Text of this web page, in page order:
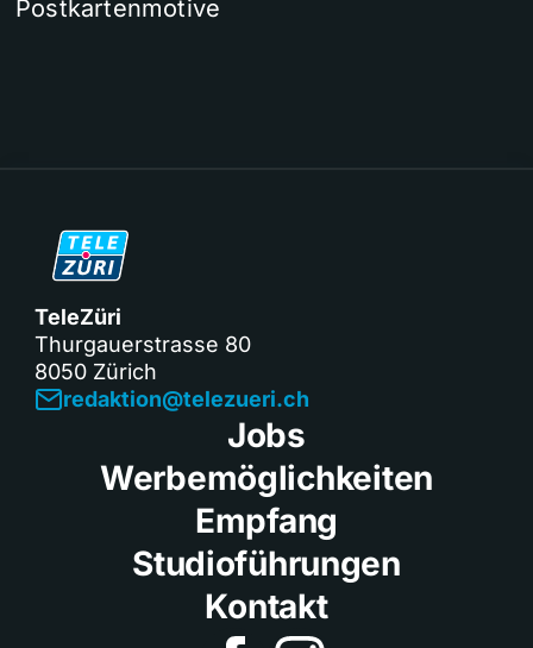
Postkartenmotive
TeleZüri
Thurgauerstrasse 80
8050 Zürich
redaktion@telezueri.ch
Jobs
Werbemöglichkeiten
Empfang
Studioführungen
Kontakt